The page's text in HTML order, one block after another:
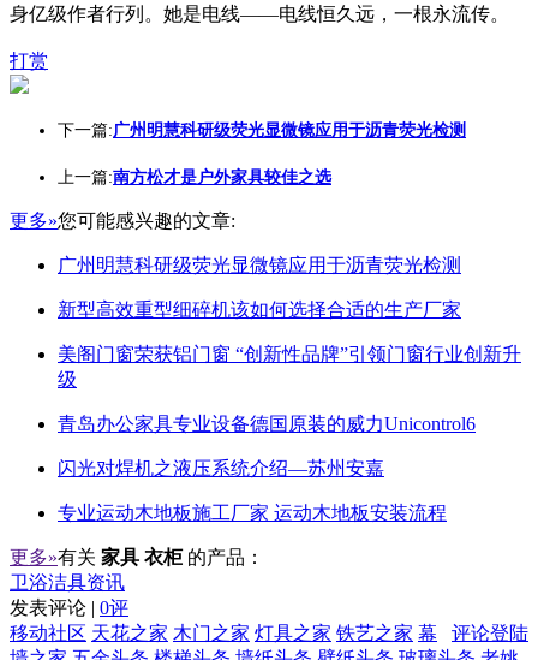
身亿级作者行列。她是电线——电线恒久远，一根永流传。
打赏
下一篇:广州明慧科研级荧光显微镜应用于沥青荧光检测
上一篇:南方松才是户外家具较佳之选
更多»您可能感兴趣的文章:
广州明慧科研级荧光显微镜应用于沥青荧光检测
新型高效重型细碎机该如何选择合适的生产厂家
美阁门窗荣获铝门窗 “创新性品牌”引领门窗行业创新升
级
青岛办公家具专业设备德国原装的威力Unicontrol6
闪光对焊机之液压系统介绍—苏州安嘉
专业运动木地板施工厂家 运动木地板安装流程
更多»有关 家具 衣柜 的产品：
卫浴洁具资讯
发表评论 | 0评
评论登陆
移动社区 天花之家 木门之家 灯具之家 铁艺之家 幕